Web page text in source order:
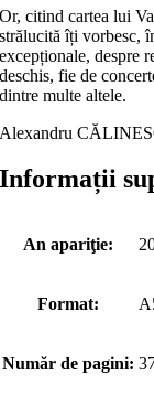
Or, citind cartea lui
strălucită îți vorbesc,
excepționale, despre
deschis, fie de
dintre multe altele.
Alexandru
Informații
An apariţie:
Format:
Număr de pagini: